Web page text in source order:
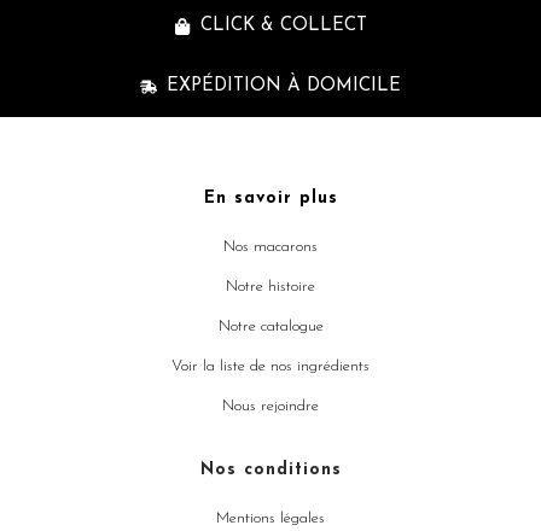
CLICK & COLLECT
EXPÉDITION À DOMICILE
En savoir plus
Nos macarons
Notre histoire
Notre catalogue
Voir la liste de nos ingrédients
Nous rejoindre
Nos conditions
Mentions légales